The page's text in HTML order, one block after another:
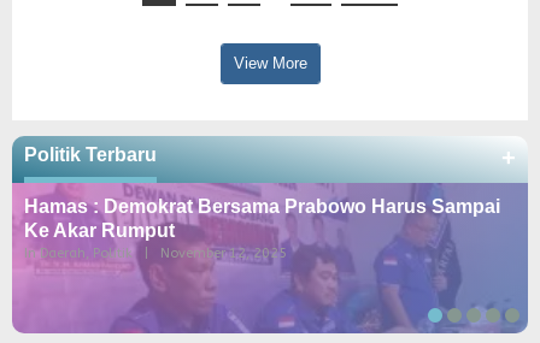
View More
Politik Terbaru +
Hamas : Demokrat Bersama Prabowo Harus Sampai
Ke Akar Rumput
In Daerah, Politik November 12, 2025